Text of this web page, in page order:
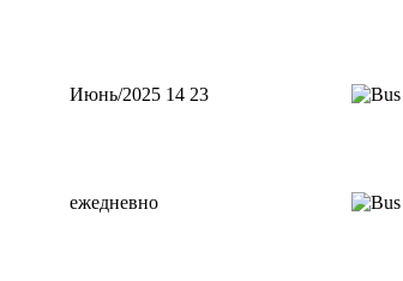
Июнь/2025 14 23
ежедневно